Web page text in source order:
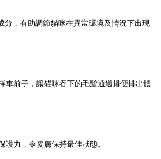
分，有助調節貓咪在異常環境及情況下出現
車前子，讓貓咪吞下的毛髮通過排便排出體
力，令皮膚保持最佳狀態。